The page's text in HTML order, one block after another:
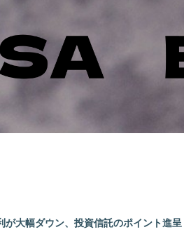
が大幅ダウン、投資信託のポイント進呈